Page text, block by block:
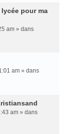
pour ma
am » dans
am » dans
am » dans